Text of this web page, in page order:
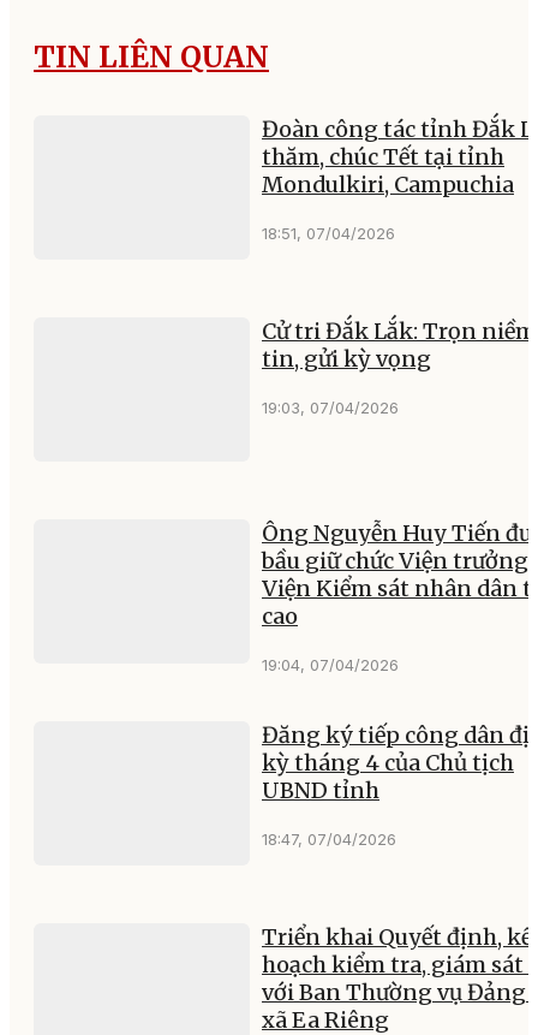
TIN LIÊN QUAN
Đoàn công tác tỉnh Đắk
thăm, chúc Tết tại tỉnh
Mondulkiri, Campuchia
18:51, 07/04/2026
Cử tri Đắk Lắk: Trọn niềm
tin, gửi kỳ vọng
19:03, 07/04/2026
Ông Nguyễn Huy Tiến
bầu giữ chức Viện trưởng
Viện Kiểm sát nhân dân
cao
19:04, 07/04/2026
Đăng ký tiếp công dân
kỳ tháng 4 của Chủ tịch
UBND tỉnh
18:47, 07/04/2026
Triển khai Quyết định, kế
hoạch kiểm tra, giám sát
với Ban Thường vụ Đảng
xã Ea Riêng